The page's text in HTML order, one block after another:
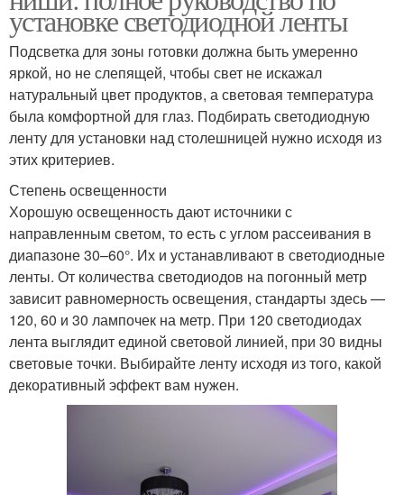
установке светодиодной ленты
Подсветка для зоны готовки должна быть умеренно
яркой, но не слепящей, чтобы свет не искажал
натуральный цвет продуктов, а световая температура
была комфортной для глаз. Подбирать светодиодную
ленту для установки над столешницей нужно исходя из
этих критериев.
Степень освещенности
Хорошую освещенность дают источники с
направленным светом, то есть с углом рассеивания в
диапазоне 30–60°. Их и устанавливают в светодиодные
ленты. От количества светодиодов на погонный метр
зависит равномерность освещения, стандарты здесь —
120, 60 и 30 лампочек на метр. При 120 светодиодах
лента выглядит единой световой линией, при 30 видны
световые точки. Выбирайте ленту исходя из того, какой
декоративный эффект вам нужен.